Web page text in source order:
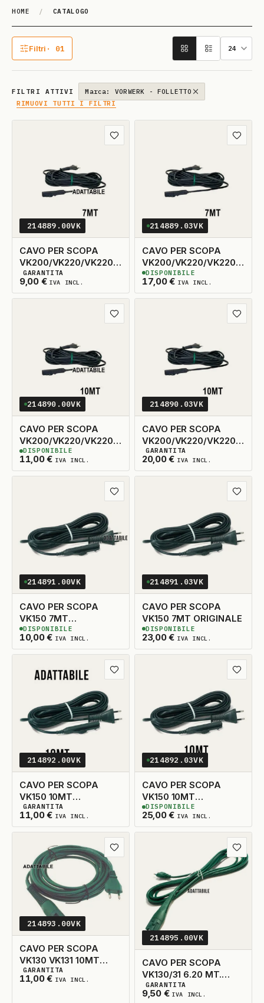
HOME / CATALOGO
Catalogo
Filtri · 01
1 filtro attivo
FILTRI ATTIVI
Marca: VORWERK - FOLLETTO
RIMUOVI TUTTI I FILTRI
Aggiungi ai preferiti
214889.00VK
CAVO PER SCOPA
VK200/VK220/VK220S
7MT ADATTABILE
9,00 € IVA INCL.
3DISPONIBILI
GARANTITA
214889.03VK
CAVO PER SCOPA
VK200/VK220/VK220S
6.6MT ORIGINALE
17,00€ IVA INCL.
3DISPONIBILI
DISPONIBILE
Aggiungi ai preferiti
214890.00VK
CAVO PER SCOPA
VK200/VK220/VK220S
10MT ADATTABILE
11,00€ IVA INCL.
3DISPONIBILI
DISPONIBILE
214890.03VK
CAVO PER SCOPA
VK200/VK220/VK220S
10MT ORIGINALE
20,00€ IVA INCL.
3DISPONIBILI
GARANTITA
Aggiungi ai preferiti
214891.00VK
CAVO PER SCOPA
VK150 7MT
ADATTABILE
10,00€ IVA INCL.
3DISPONIBILI
DISPONIBILE
214891.03VK
CAVO PER SCOPA
VK150 7MT ORIGINALE
23,00€ IVA INCL.
3DISPONIBILI
DISPONIBILE
Aggiungi ai preferiti
214892.00VK
CAVO PER SCOPA
VK150 10MT
ADATTABILE
11,00€ IVA INCL.
3DISPONIBILI
GARANTITA
214892.03VK
CAVO PER SCOPA
VK150 10MT
ORIGINALE
25,00€ IVA INCL.
3DISPONIBILI
DISPONIBILE
Aggiungi ai preferiti
214893.00VK
CAVO PER SCOPA
VK130 VK131 10MT
ADATTABILE
11,00€ IVA INCL.
3DISPONIBILI
GARANTITA
214895.00VK
CAVO PER SCOPA
VK130/31 6.20 MT.
ADATTABILE
9,50 € IVA INCL.
3DISPONIBILI
GARANTITA